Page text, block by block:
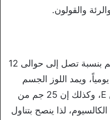
والقولون.
إن 25 جم من اللوز يمد الجسم بنسبة تصل إلى حوالى 12
ويمد اللوز الجسم
أيضاً بحوالي 35% من فيتامين E، وكذلك إن 25 جم من
ب25جم من الكالسيوم، لذا ينصح بتناول